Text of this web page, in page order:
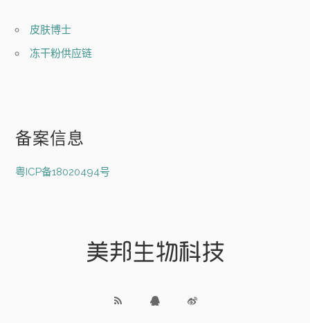
皮肤博士
冻干粉供应链
备案信息
粤ICP备18020494号